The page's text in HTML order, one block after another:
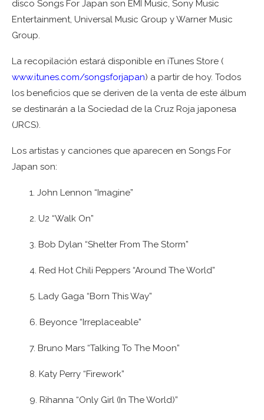
disco Songs For Japan son EMI Music, Sony Music
Entertainment, Universal Music Group y Warner Music
Group.
La recopilación estará disponible en iTunes Store (
www.itunes.com/songsforjapan) a partir de hoy. Todos
los beneficios que se deriven de la venta de este álbum
se destinarán a la Sociedad de la Cruz Roja japonesa
(JRCS).
Los artistas y canciones que aparecen en Songs For
Japan son:
1. John Lennon “Imagine”
2. U2 “Walk On”
3. Bob Dylan “Shelter From The Storm”
4. Red Hot Chili Peppers “Around The World”
5. Lady Gaga “Born This Way”
6. Beyonce “Irreplaceable”
7. Bruno Mars “Talking To The Moon”
8. Katy Perry “Firework”
9. Rihanna “Only Girl (In The World)”